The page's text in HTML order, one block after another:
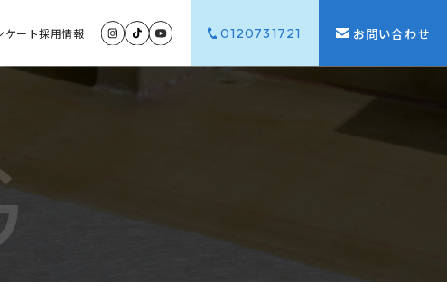
ケート採用情報 0120731721 お問い合わせ